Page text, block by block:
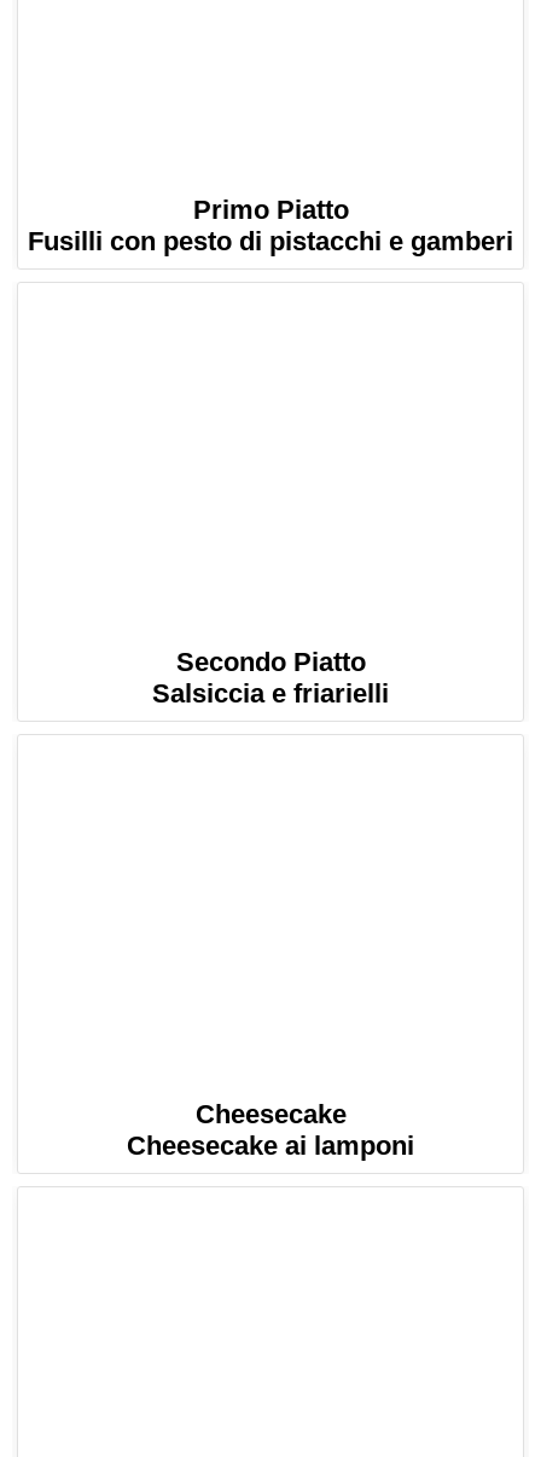
Primo Piatto
Fusilli con pesto di pistacchi e gamberi
Secondo Piatto
Salsiccia e friarielli
Cheesecake
Cheesecake ai lamponi